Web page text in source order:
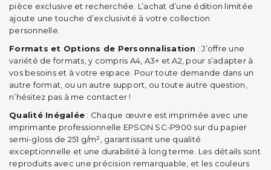
pièce exclusive et recherchée. L’achat d’une édition limitée
ajoute une touche d’exclusivité à votre collection
personnelle.
Formats et Options de Personnalisation : J’offre une
variété de formats, y compris A4, A3+ et A2, pour s’adapter à
vos besoins et à votre espace. Pour toute demande dans un
autre format, ou un autre support, ou toute autre question,
n’hésitez pas à me contacter !
Qualité Inégalée : Chaque œuvre est imprimée avec une
imprimante professionnelle EPSON SC-P900 sur du papier
semi-gloss de 251 g/m², garantissant une qualité
exceptionnelle et une durabilité à long terme. Les détails sont
reproduits avec une précision remarquable, et les couleurs